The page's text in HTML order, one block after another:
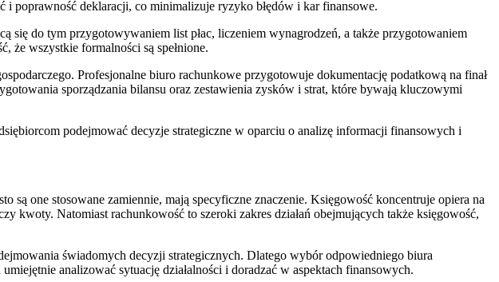
i poprawność deklaracji, co minimalizuje ryzyko błędów i kar finansowe.
się do tym przygotowywaniem list płac, liczeniem wynagrodzeń, a także przygotowaniem
że wszystkie formalności są spełnione.
Profesjonalne biuro rachunkowe przygotowuje dokumentację podatkową na finał
sporządzania bilansu oraz zestawienia zysków i strat, które bywają kluczowymi
podejmować decyzje strategiczne w oparciu o analizę informacji finansowych i
one stosowane zamiennie, mają specyficzne znaczenie. Księgowość koncentruje opiera na
kwoty. Natomiast rachunkowość to szeroki zakres działań obejmujących także księgowość,
świadomych decyzji strategicznych. Dlatego wybór odpowiedniego biura
analizować sytuację działalności i doradzać w aspektach finansowych.